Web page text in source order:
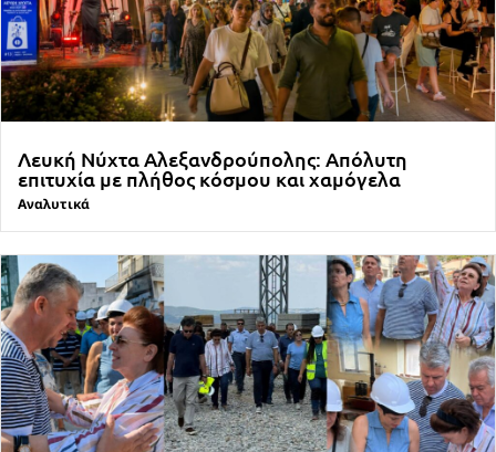
Λευκή Νύχτα Αλεξανδρούπολης: Απόλυτη
επιτυχία με πλήθος κόσμου και χαμόγελα
Αναλυτικά